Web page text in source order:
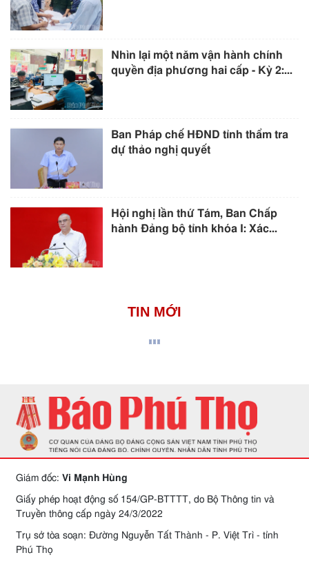
Nhìn lại một năm vận hành chính
quyền địa phương hai cấp - Kỳ 2:...
Ban Pháp chế HĐND tỉnh thẩm tra
dự thảo nghị quyết
Hội nghị lần thứ Tám, Ban Chấp
hành Đảng bộ tỉnh khóa I: Xác...
TIN MỚI
Giám đốc: Vi Mạnh Hùng
Giấy phép hoạt động số 154/GP-BTTTT, do Bộ Thông tin và
Truyền thông cấp ngày 24/3/2022
Trụ sở tòa soạn: Đường Nguyễn Tất Thành - P. Việt Trì - tỉnh
Phú Thọ